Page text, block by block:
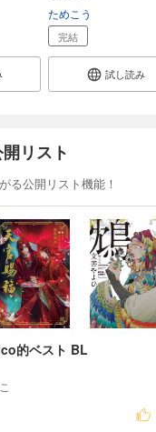
ためこう
完結
試し読み
リスト
る公開リスト機能！
的ベスト BL